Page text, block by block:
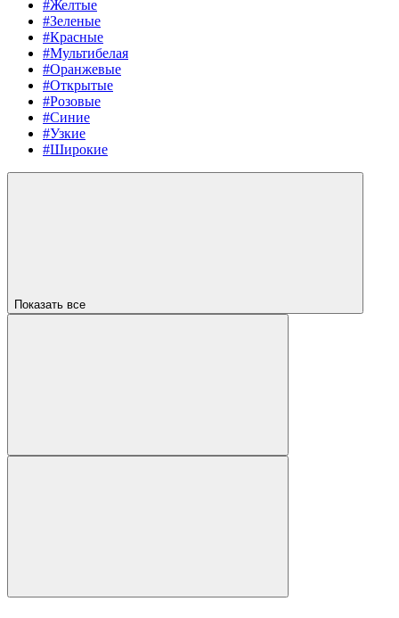
#Желтые
#Зеленые
#Красные
#Мультибелая
#Оранжевые
#Открытые
#Розовые
#Синие
#Узкие
#Широкие
Показать все